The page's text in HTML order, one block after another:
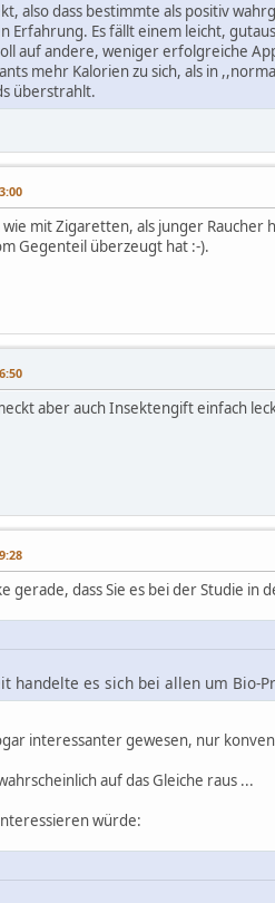
also dass bestimmte als positiv
Erfahrung. Es fällt einem leicht,
auf andere, weniger erfolgreiche
mehr Kalorien zu sich, als in
überstrahlt.
wie mit Zigaretten, als junger
Gegenteil überzeugt hat :-).
aber auch Insektengift einfach
gerade, dass Sie es bei der Studie in
handelte es sich bei allen um Bio-
interessanter gewesen, nur
auf das Gleiche raus ...
würde: